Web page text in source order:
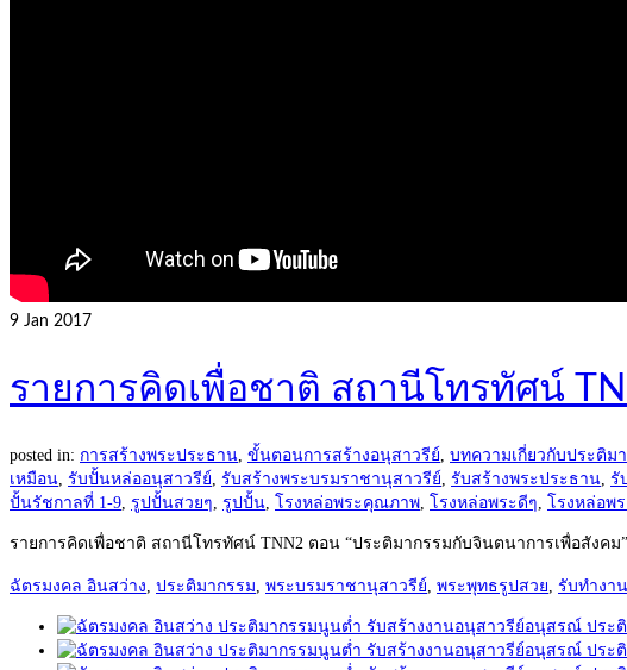
9 Jan 2017
รายการคิดเพื่อชาติ สถานีโทรทัศน์
posted in: การสร้างพระประธาน, ขั้นตอนการสร้างอนุสาวรีย์, บทความเกี่ยวกับประติม
เหมือน, รับปั้นหล่ออนุสาวรีย์, รับสร้างพระบรมราชานุสาวรีย์, รับสร้างพระประธาน, รั
ปั้นรัชกาลที่ 1-9, รูปปั้นสวยๆ, รูปปั้น, โรงหล่อพระคุณภาพ, โรงหล่อพระดีๆ, โรงหล่อพ
รายการคิดเพื่อชาติ สถานีโทรทัศน์ TNN2 ตอน “ประติมากรรมกับจินตนาการเพื่อสังคม
ฉัตรมงคล อินสว่าง, ประติมากรรม, พระบรมราชานุสาวรีย์, พระพุทธรูปสวย, รับทำงา